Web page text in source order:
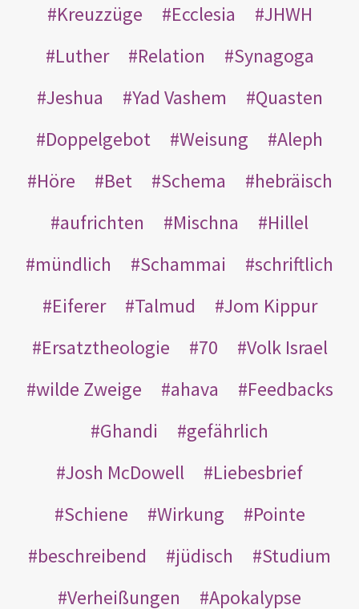
Kreuzzüge
Ecclesia
JHWH
Luther
Relation
Synagoga
Jeshua
Yad Vashem
Quasten
Doppelgebot
Weisung
Aleph
Höre
Bet Schema
hebräisch
aufrichten
Mischna
Hillel
mündlich
Schammai
schriftlich
Eiferer
Talmud
Jom Kippur
Ersatztheologie
70
Volk Israel
wilde Zweige
ahava
Feedbacks
Ghandi
gefährlich
Josh McDowell
Liebesbrief
Schiene
Wirkung
Pointe
beschreibend
jüdisch
Studium
Verheißungen
Apokalypse